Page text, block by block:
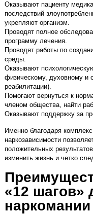
Оказывают пациенту
последствий
укрепляют организм.
Проводят полное
программу лечения.
Проводят работы по
среды.
Оказывают
физическому, духовному и
реабилитации).
Помогают вернуться к
членом общества, найти
Оказывают поддержку за
Именно благодаря
наркозависимости
положительных
изменить жизнь и четко
«12 шагов»
наркомании